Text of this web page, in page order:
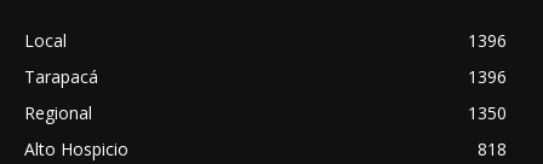
Local
1396
Tarapacá
1396
Regional
1350
Alto Hospicio
818